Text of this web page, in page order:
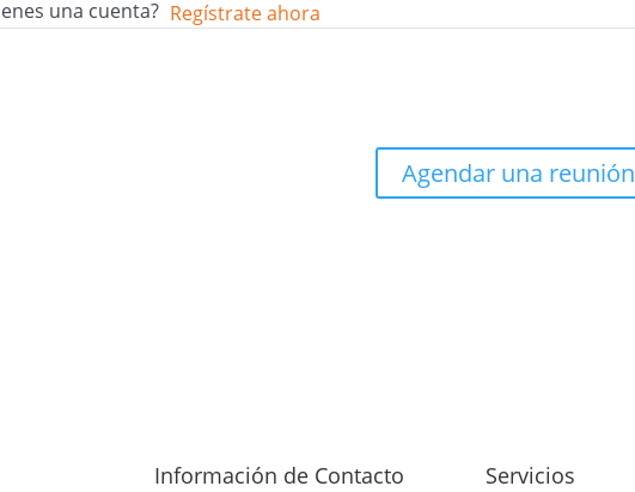
una cuenta? Regístrate ahora
Agendar una reunión
Información de Contacto
Servicios